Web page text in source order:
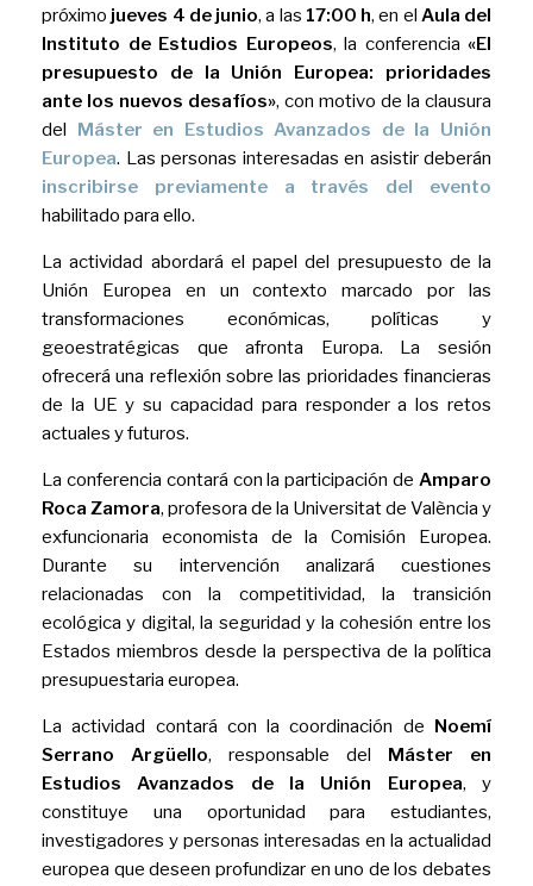
próximo jueves 4 de junio, a las 17:00 h, en el Aula del
Instituto de Estudios Europeos, la conferencia «El
presupuesto de la Unión Europea: prioridades
ante los nuevos desafíos», con motivo de la clausura
del Máster en Estudios Avanzados de la Unión
Europea. Las personas interesadas en asistir deberán
inscribirse previamente a través del evento
habilitado para ello.
La actividad abordará el papel del presupuesto de la
Unión Europea en un contexto marcado por las
transformaciones económicas, políticas y
geoestratégicas que afronta Europa. La sesión
ofrecerá una reflexión sobre las prioridades financieras
de la UE y su capacidad para responder a los retos
actuales y futuros.
La conferencia contará con la participación de Amparo
Roca Zamora, profesora de la Universitat de València y
exfuncionaria economista de la Comisión Europea.
Durante su intervención analizará cuestiones
relacionadas con la competitividad, la transición
ecológica y digital, la seguridad y la cohesión entre los
Estados miembros desde la perspectiva de la política
presupuestaria europea.
La actividad contará con la coordinación de Noemí
Serrano Argüello, responsable del Máster en
Estudios Avanzados de la Unión Europea, y
constituye una oportunidad para estudiantes,
investigadores y personas interesadas en la actualidad
europea que deseen profundizar en uno de los debates